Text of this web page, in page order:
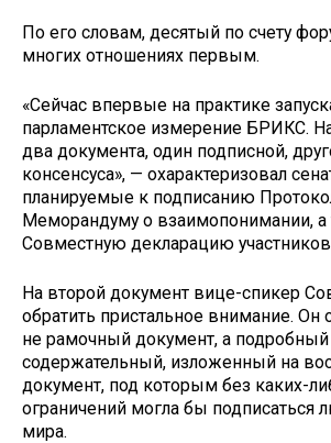
По его словам, десятый по счету
многих отношениях первым.
«Сейчас впервые на практике
парламентское измерение БРИКС.
два документа, один подписной,
консенсуса», — охарактеризовал
планируемые к подписанию
Меморандуму о взаимопонимании, а
Совместную декларацию
На второй документ вице-спикер
обратить пристальное внимание. Он
не рамочный документ, а
содержательный, изложенный на
документ, под которым без каких-
ограничений могла бы подписаться
мира.